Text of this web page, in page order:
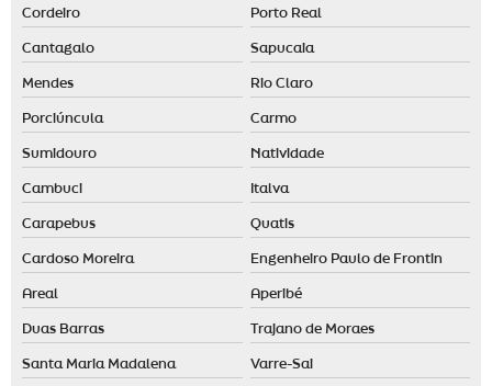
Marketing olfativo preço
Nebulizador aromatizador
Nebulizador de ambiente
Odorizador de ambiente automático
Odorizador elétrico
Odorizante de ambiente
Cordeiro Porto Real
Cantagalo Sapucaia
Mendes Rio Claro
Porciúncula Carmo
Sumidouro Natividade
Cambuci Italva
Carapebus Quatis
Cardoso Moreira Engenheiro Paulo de Frontin
Areal Aperibé
Duas Barras Trajano de Moraes
Santa Maria Madalena Varre-Sai